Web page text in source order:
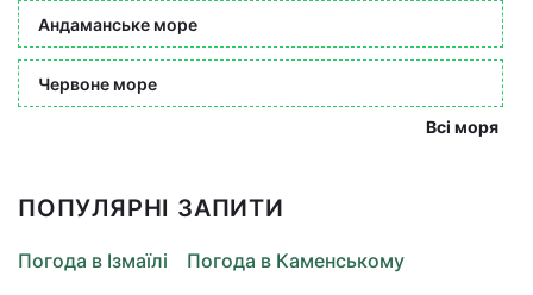
Андаманське море
Червоне море
Всі моря
ПОПУЛЯРНІ ЗАПИТИ
Погода в Ізмаїлі
Погода в Каменському